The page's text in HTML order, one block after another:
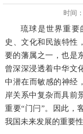
时间
琉球是世界重要
史、文化和民族特性
要的藩属之一，也是
曾深深浸透着中华文
中潜在而敏感的神经
岸关系中复杂而具前
重要“门闩”。因此，
我国未来发展的重要